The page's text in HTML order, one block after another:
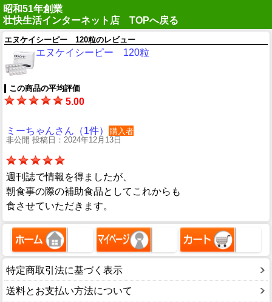
昭和51年創業
壮快生活インターネット店 TOPへ戻る
エヌケイシーピー 120粒のレビュー
エヌケイシーピー 120粒
この商品の平均評価
5.00
ミーちゃんさん（1件）
購入者
非公開 投稿日：2024年12月13日
週刊誌で情報を得ましたが、
朝食事の際の補助食品としてこれからも
食させていただきます。
特定商取引法に基づく表示
送料とお支払い方法について